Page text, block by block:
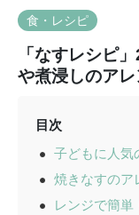
食・レシピ
「なすレシピ
や煮浸しのア
目次
子どもに人気
焼きなすのア
レンジで簡単